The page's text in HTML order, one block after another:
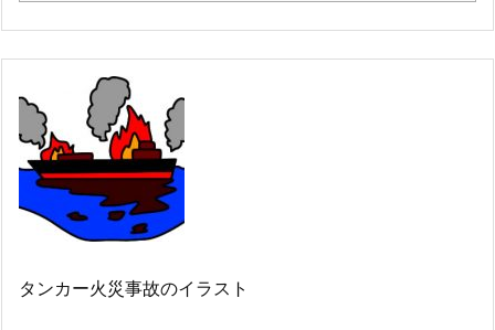
タンカー火災事故のイラスト